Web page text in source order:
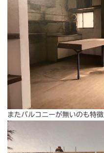
またバルコニーが無いのも特徴